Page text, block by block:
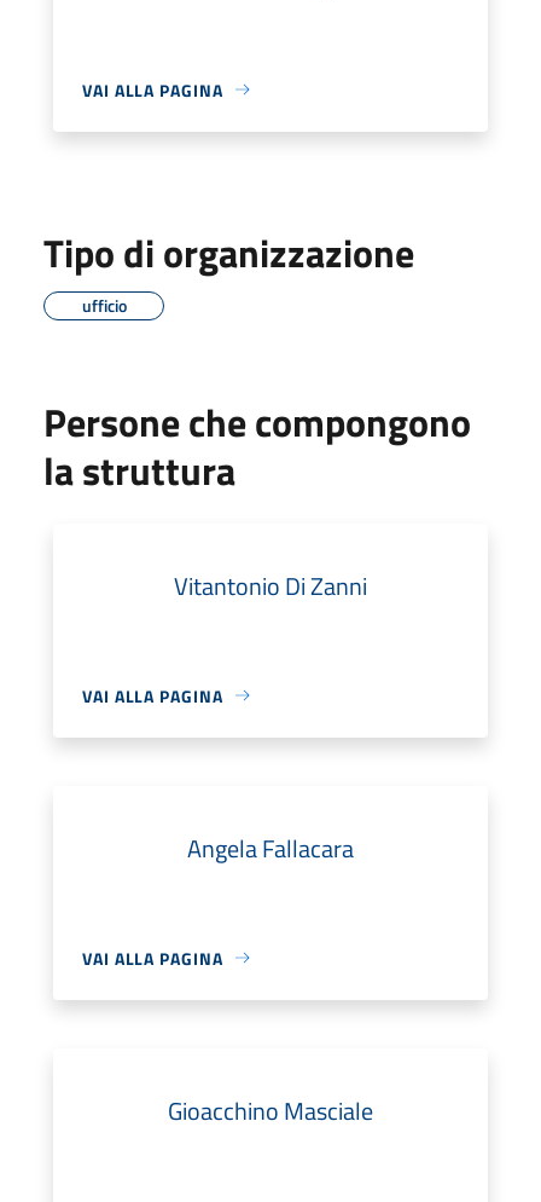
VAI ALLA PAGINA
Tipo di organizzazione
ufficio
Persone che compongono
la struttura
Vitantonio Di Zanni
VAI ALLA PAGINA
Angela Fallacara
VAI ALLA PAGINA
Gioacchino Masciale